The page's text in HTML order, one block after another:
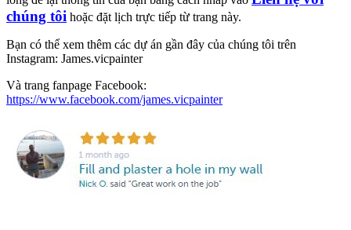
chúng tôi hoặc đặt lịch trực tiếp từ trang này.
Bạn có thể xem thêm các dự án gần đây của chúng tôi trên
Instagram: James.vicpainter
Và trang fanpage Facebook:
https://www.facebook.com/james.vicpainter